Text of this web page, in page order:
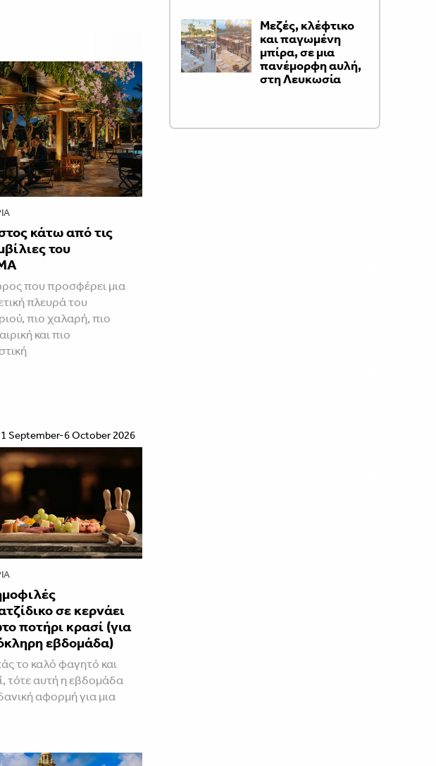
κάτω από τις
του
που προσφέρει μια
πλευρά του
πιο χαλαρή, πιο
και πιο
1 September-6 October 2026
σε κερνάει
ποτήρι κρασί (για
εβδομάδα)
το καλό φαγητό και
τότε αυτή η εβδομάδα
αφορμή για μια
Μεζές, κλέφτικο
και παγωμένη
μπίρα, σε μια
πανέμορφη αυλή,
στη Λευκωσία